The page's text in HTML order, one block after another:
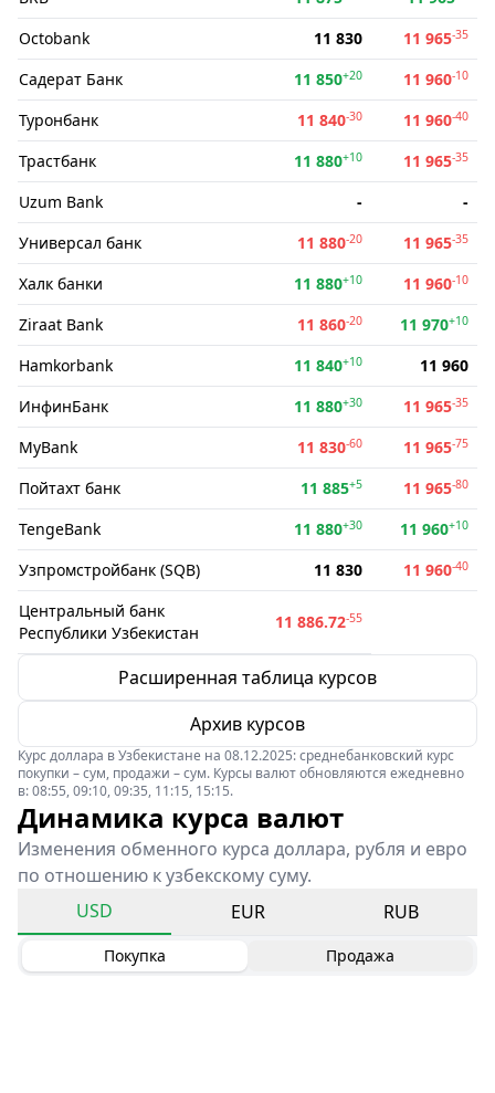
Octobank 11 830 11 965-35
Садерат Банк 11 850+20 11 960-10
Туронбанк 11 840-30 11 960-40
Трастбанк 11 880+10 11 965-35
Uzum Bank -
-
Универсал банк
11 880-20 11 965-35
Халк банки 11 880+10 11 960-10
Ziraat Bank 11 860-20 11 970+10
Hamkorbank 11 840+10
11 960
ИнфинБанк
11 880+30 11 965-35
MyBank 11 830-60 11 965-75
Пойтахт банк 11 885+5 11 965-80
TengeBank 11 880+30 11 960+10
Узпромстройбанк (SQB) 11 830 11 960-40
Центральный банк
Республики Узбекистан
11 886.72-55
Расширенная таблица курсов
Архив курсов
Курс доллара в Узбекистане на 08.12.2025: среднебанковский курс
покупки – сум, продажи – сум. Курсы валют обновляются ежедневно
в: 08:55, 09:10, 09:35, 11:15, 15:15.
Динамика курса валют
Изменения обменного курса доллара, рубля и евро
по отношению к узбекскому суму.
USD
EUR RUB
Покупка Продажа